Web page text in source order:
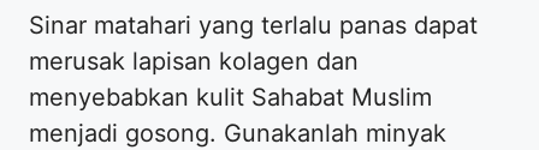
Sinar matahari yang terlalu panas dapat
merusak lapisan kolagen dan
menyebabkan kulit Sahabat Muslim
menjadi gosong. Gunakanlah minyak